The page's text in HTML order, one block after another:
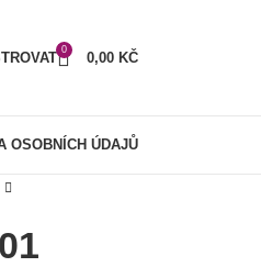
0
0,00 KČ
OSOBNÍCH ÚDAJŮ